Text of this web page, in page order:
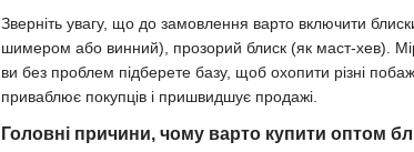
Зверніть увагу, що до замовлення варто включити
шимером або винний), прозорий блиск (як маст-хев).
ви без проблем підберете базу, щоб охопити різні
приваблює покупців і пришвидшує продажі.
Головні причини, чому варто купити оптом